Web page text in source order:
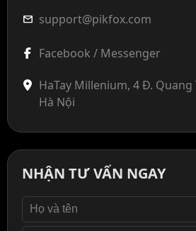
mail support@pikfox.com
Facebook / Messenger
HaTay Millenium, 4 Đ.
Hà Nội
NHẬN TƯ VẤN NGAY